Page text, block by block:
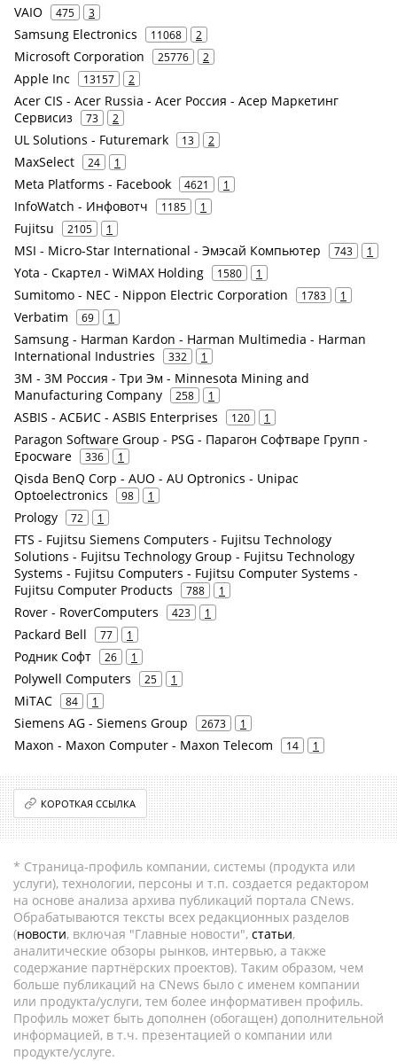
VAIO 475 3
Samsung Electronics 11068 2
Microsoft Corporation 25776 2
Apple Inc 13157 2
Acer CIS - Acer Russia - Acer Россия - Асер Маркетинг
Сервисиз
73 2
UL Solutions - Futuremark 13 2
MaxSelect 24 1
Meta Platforms - Facebook 4621 1
InfoWatch - Инфовотч 1185 1
Fujitsu 2105 1
MSI - Micro-Star International - Эмэсай Компьютер 743 1
Yota - Скартел - WiMAX Holding 1580 1
Sumitomo - NEC - Nippon Electric Corporation 1783 1
Verbatim 69 1
Samsung - Harman Kardon - Harman Multimedia - Harman
International Industries
332 1
3M - 3М Россия - Три Эм - Minnesota Mining and
Manufacturing Company
258 1
ASBIS - АСБИС - ASBIS Enterprises 120 1
Paragon Software Group - PSG - Парагон Софтваре Групп -
Epocware
336 1
Qisda BenQ Corp - AUO - AU Optronics - Unipac
Optoelectronics
98 1
Prology 72 1
FTS - Fujitsu Siemens Computers - Fujitsu Technology
Solutions - Fujitsu Technology Group - Fujitsu Technology
Systems - Fujitsu Computers - Fujitsu Computer Systems -
Fujitsu Computer Products
788 1
Rover - RoverComputers 423 1
Packard Bell 77 1
Родник Софт 26 1
Polywell Computers 25 1
MiTAC 84 1
Siemens AG - Siemens Group 2673 1
Maxon - Maxon Computer - Maxon Telecom 14 1
КОРОТКАЯ ССЫЛКА
* Страница-профиль компании, системы (продукта или
услуги), технологии, персоны и т.п. создается редактором
на основе анализа архива публикаций портала CNews.
Обрабатываются тексты всех редакционных разделов
(новости, включая "Главные новости", статьи,
аналитические обзоры рынков, интервью, а также
содержание партнёрских проектов). Таким образом, чем
больше публикаций на CNews было с именем компании
или продукта/услуги, тем более информативен профиль.
Профиль может быть дополнен (обогащен) дополнительной
информацией, в т.ч. презентацией о компании или
продукте/услуге.